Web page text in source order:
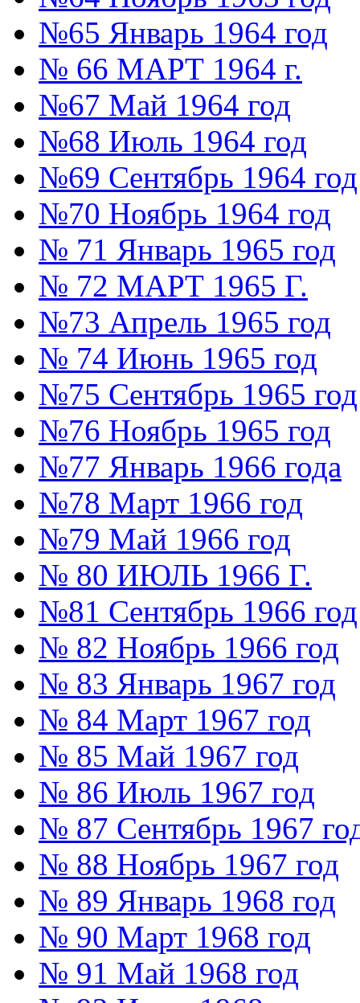
№65 Январь 1964 год
№ 66 МАРТ 1964 г.
№67 Май 1964 год
№68 Июль 1964 год
№69 Сентябрь 1964 год
№70 Ноябрь 1964 год
№ 71 Январь 1965 год
№ 72 МАРТ 1965 Г.
№73 Апрель 1965 год
№ 74 Июнь 1965 год
№75 Сентябрь 1965 год
№76 Ноябрь 1965 год
№77 Январь 1966 года
№78 Март 1966 год
№79 Май 1966 год
№ 80 ИЮЛЬ 1966 Г.
№81 Сентябрь 1966 год
№ 82 Ноябрь 1966 год
№ 83 Январь 1967 год
№ 84 Март 1967 год
№ 85 Май 1967 год
№ 86 Июль 1967 год
№ 87 Сентябрь 1967
№ 88 Ноябрь 1967 год
№ 89 Январь 1968 год
№ 90 Март 1968 год
№ 91 Май 1968 год